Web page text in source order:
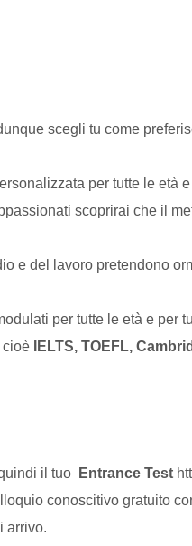
scegli tu come
per tutte le età
scoprirai che il
e del lavoro pretendono
per tutte le età e per
cioè
IELTS, TOEFL,
il tuo Entrance Test
conoscitivo gratuito
arrivo.